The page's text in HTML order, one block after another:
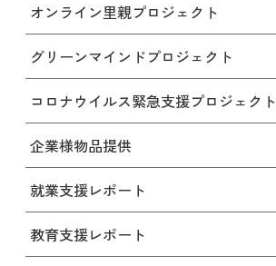
オンライン里親プロジェクト
グリーンマインドプロジェクト
コロナウイルス緊急支援プロジェクト
企業様物品提供
就業支援レポート
教育支援レポート